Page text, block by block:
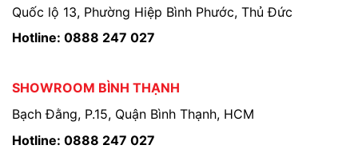
Quốc lộ 13, Phường Hiệp Bình Phước, Thủ Đức
Hotline: 0888 247 027
SHOWROOM BÌNH THẠNH
Bạch Đằng, P.15, Quận Bình Thạnh, HCM
Hotline: 0888 247 027